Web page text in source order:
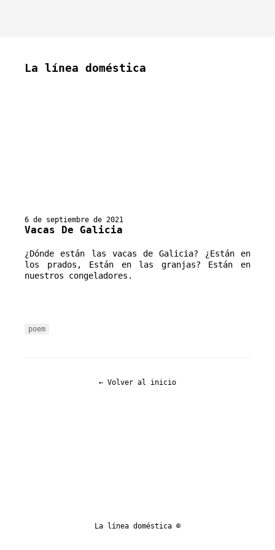
La línea doméstica
6 de septiembre de 2021
Vacas De Galicia
¿Dónde están las vacas de Galicia? ¿Están en
los prados, Están en las granjas? Están en
nuestros congeladores.
poem
← Volver al inicio
La línea doméstica ©